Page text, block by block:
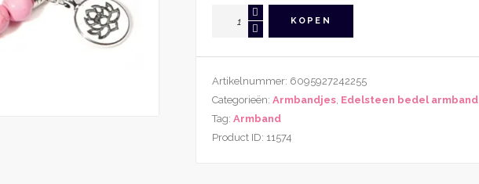
Edelsteen
Met
Lotusbloem
Bedel
aantal
KOPEN
Artikelnummer: 6095927242255
Categorieën: Armbandjes, Edelsteen bedel armband
Tag: Armband
Product ID: 11574